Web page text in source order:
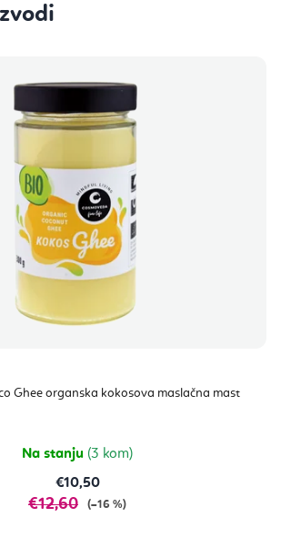
Ghee organska kokosova maslačna mast
Na stanju (3 kom)
€10,50
€12,60 (–16 %)